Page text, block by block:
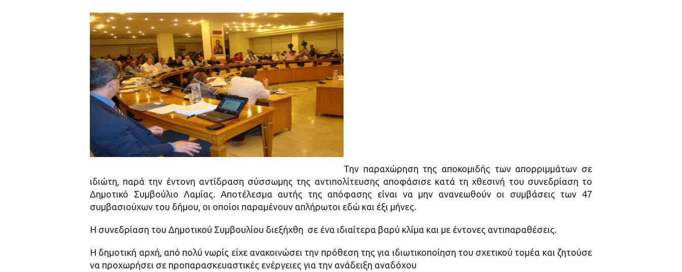
Την παραχώρηση της αποκομιδής των απορριμμάτων σε
ιδιώτη, παρά την έντονη αντίδραση σύσσωμης της αντιπολίτευσης αποφάσισε κατά τη χθεσινή του συνεδρίαση το
Δημοτικό Συμβούλιο Λαμίας. Αποτέλεσμα αυτής της απόφασης είναι να μην ανανεωθούν οι συμβάσεις των 47
συμβασιούχων του δήμου, οι οποίοι παραμένουν απλήρωτοι εδώ και έξι μήνες.
Η συνεδρίαση του Δημοτικού Συμβουλίου διεξήχθη σε ένα ιδιαίτερα βαρύ κλίμα και με έντονες αντιπαραθέσεις.
Η δημοτική αρχή, από πολύ νωρίς είχε ανακοινώσει την πρόθεση της για ιδιωτικοποίηση του σχετικού τομέα και ζητούσε
να προχωρήσει σε προπαρασκευαστικές ενέργειες για την ανάδειξη αναδόχου